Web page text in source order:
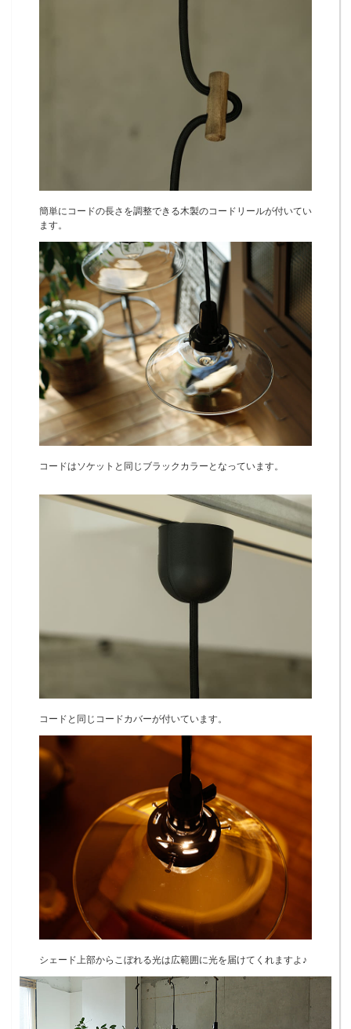
簡単にコードの長さを調整できる木製のコードリールが付いてい
ます。
コードはソケットと同じブラックカラーとなっています。
コードと同じコードカバーが付いています。
シェード上部からこぼれる光は広範囲に光を届けてくれますよ♪